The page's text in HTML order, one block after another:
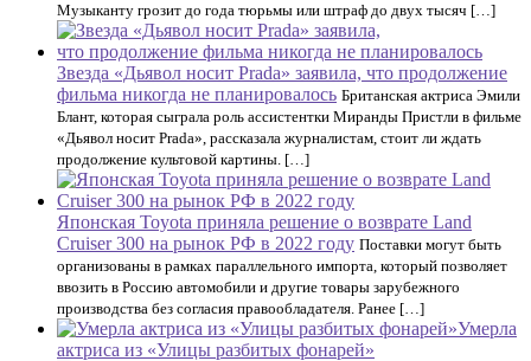
Музыканту грозит до года тюрьмы или штраф до двух тысяч […]
Звезда «Дьявол носит Prada» заявила, что продолжение
фильма никогда не планировалось Британская актриса Эмили
Блант, которая сыграла роль ассистентки Миранды Пристли в фильме
«Дьявол носит Prada», рассказала журналистам, стоит ли ждать
продолжение культовой картины. […]
Японская Toyota приняла решение о возврате Land
Cruiser 300 на рынок РФ в 2022 году Поставки могут быть
организованы в рамках параллельного импорта, который позволяет
ввозить в Россию автомобили и другие товары зарубежного
производства без согласия правообладателя. Ранее […]
Умерла
актриса из «Улицы разбитых фонарей»